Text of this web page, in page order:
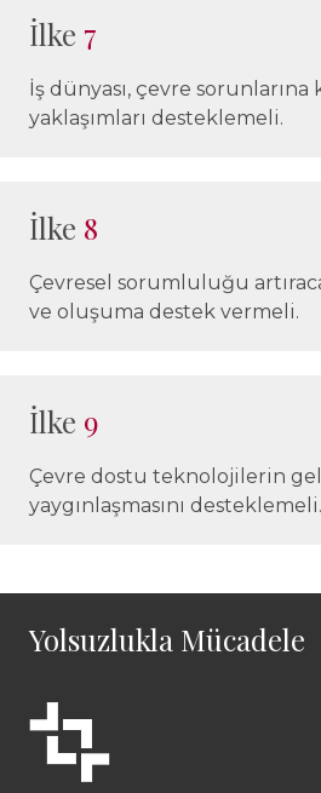
İlke 7
İş dünyası, çevre sorunlarına
yaklaşımları desteklemeli.
İlke 8
Çevresel sorumluluğu
ve oluşuma destek vermeli.
İlke 9
Çevre dostu teknolojilerin
yaygınlaşmasını desteklemeli.
Yolsuzlukla Mücadele